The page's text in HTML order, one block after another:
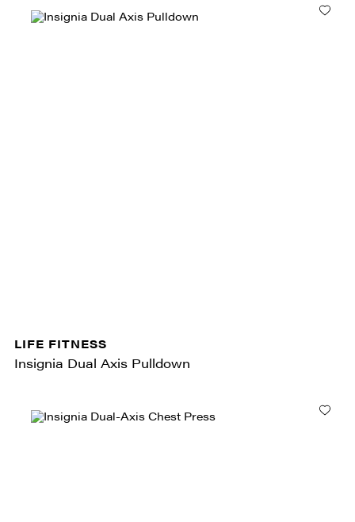
LIFE FITNESS
Insignia Dual Axis Pulldown